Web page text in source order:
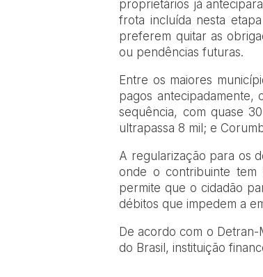
proprietários já
frota incluída nesta
preferem quitar as
ou pendências futuras.
Entre os maiores
pagos antecipadamente,
sequência, com quase
ultrapassa 8 mil; e
A regularização para os
onde o contribuinte tem
permite que o cidadão
débitos que impedem a
De acordo com o
do Brasil, instituição